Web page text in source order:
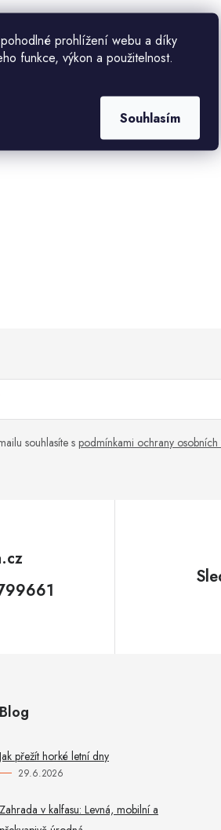
prohlížení webu a díky
funkce, výkon a použitelnost.
Souhlasím
souhlasíte s podmínkami ochrany osobních
Blog
Jak přežít horké letní dny
29.6.2026
Zahrada v kalfasu: Levná, mobilní a